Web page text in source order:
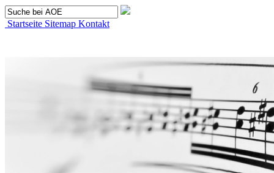
Startseite Sitemap Kontakt